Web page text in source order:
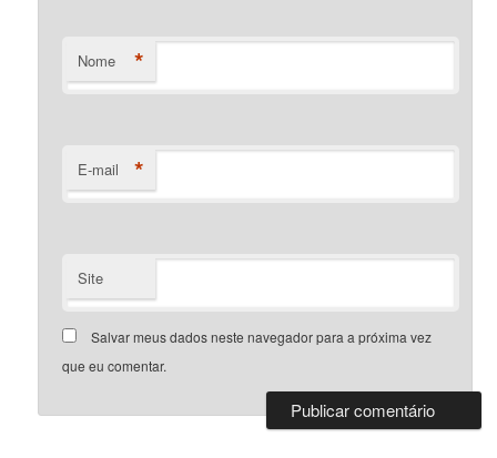
Nome *
E-mail *
Site
Salvar meus dados neste navegador para a próxima vez
que eu comentar.